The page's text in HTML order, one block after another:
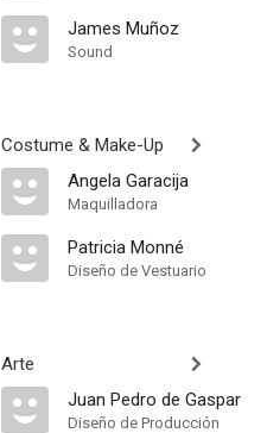
James Muñoz
Sound
Costume & Make-Up
Angela Garacija
Maquilladora
Patricia Monné
Diseño de Vestuario
Arte
Juan Pedro de Gaspar
Diseño de Producción